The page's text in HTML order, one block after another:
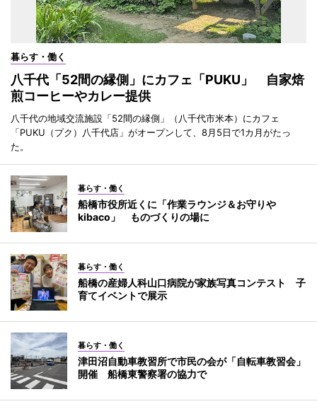
暮らす・働く
八千代「52間の縁側」にカフェ「PUKU」 自家焙
煎コーヒーやカレー提供
八千代の地域交流施設「52間の縁側」（八千代市米本）にカフェ
「PUKU（プク）八千代店」がオープンして、8月5日で1カ月がたっ
た。
暮らす・働く
船橋市役所近くに「作業ラウンジ＆お守りや
kibaco」 ものづくりの場に
暮らす・働く
船橋の産婦人科山口病院が家族写真コンテスト 子
育てイベントで展示
暮らす・働く
津田沼自動車教習所で市民の会が「自転車教習会」
開催 船橋東警察署の協力で